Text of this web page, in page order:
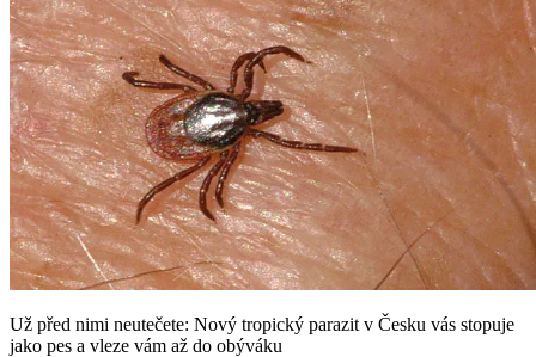
Už před nimi neutečete: Nový tropický parazit v Česku vás stopuje
jako pes a vleze vám až do obýváku